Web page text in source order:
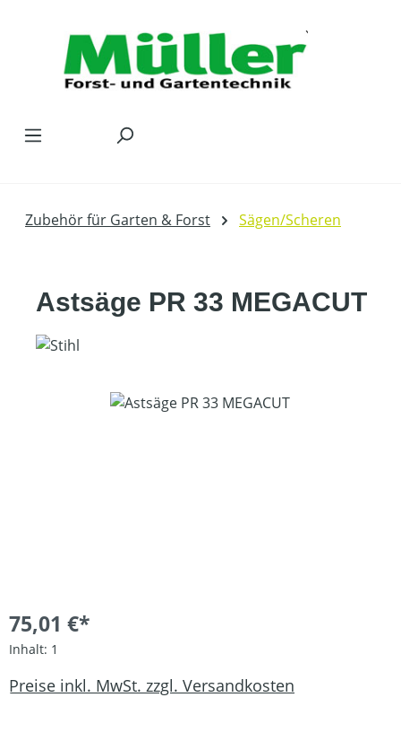
Zubehör für Garten & Forst Sägen/Scheren
Astsäge PR 33 MEGACUT
Bildergalerie überspringen
75,01 €*
Inhalt: 1
Preise inkl. MwSt. zzgl. Versandkosten